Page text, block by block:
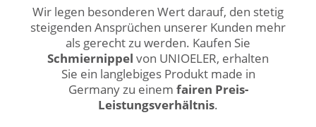
Wir legen besonderen Wert darauf, den stetig
steigenden Ansprüchen unserer Kunden mehr
als gerecht zu werden. Kaufen Sie
Schmiernippel von UNIOELER, erhalten
Sie ein langlebiges Produkt made in
Germany zu einem fairen Preis-
Leistungsverhältnis.